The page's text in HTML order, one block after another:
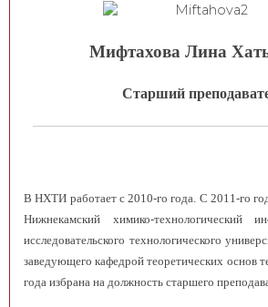
Мифтахова Лина
Старший
В НХТИ работает с 2010-го года. С 2011-го
Нижнекамский химико-технологический
исследовательского технологического
заведующего кафедрой теоретических
года избрана на должность старшего